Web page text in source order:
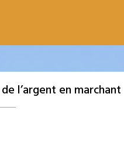
l’argent en marchant